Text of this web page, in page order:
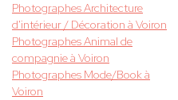
Photographes Architecture
d'intérieur / Décoration à Voiron
Photographes Animal de
compagnie à Voiron
Photographes Mode/Book à
Voiron